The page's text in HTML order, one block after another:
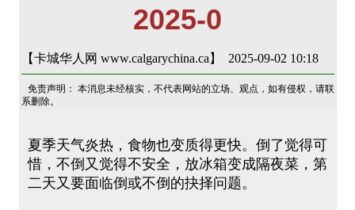
2025-0
【卡城华人网 www.calgarychina.ca】 2025-09-02 10:18
免责声明： 本消息未经核实，不代表网站的立场、观点，如有侵权，请联
系删除。
夏季天气炎热，食物也变质得更快。倒了觉得可
惜，不倒又觉得不安全，放冰箱变成隔夜菜，第
二天又要面临倒或不倒的抉择问题。